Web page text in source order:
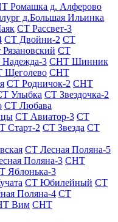
Ромашка д. Алферово
д.Большая Ильинка
СТ Рассвет-3
СТ Двойни-2 СТ
СТ
3 СНТ Шинник
Щеголево СНТ
СТ Родничок-2 СНТ
Улыбка СТ Звездочка-2
СТ Любава
СТ Авиатор-3 СТ
Старт-2 СТ Звезда СТ
СТ Лесная Поляна-5
Поляна-3 СНТ
Яблонька-3
СТ Юбилейный СТ
Поляна-4 СТ
Вим СНТ